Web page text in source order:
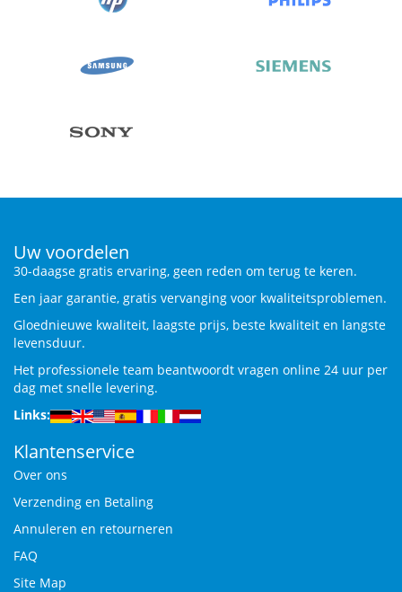
Uw voordelen
30-daagse gratis ervaring, geen reden om terug te keren.
Een jaar garantie, gratis vervanging voor kwaliteitsproblemen.
Gloednieuwe kwaliteit, laagste prijs, beste kwaliteit en langste
levensduur.
Het professionele team beantwoordt vragen online 24 uur per
dag met snelle levering.
Links:
Klantenservice
Over ons
Verzending en Betaling
Annuleren en retourneren
FAQ
Site Map